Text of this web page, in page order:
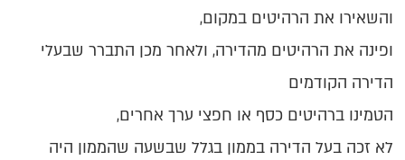
והשאירו את הרהיטים במקום,
ופינה את הרהיטים מהדירה, ולאחר מכן התברר שבעלי
הדירה הקודמים
הטמינו ברהיטים כסף או חפצי ערך אחרים,
לא זכה בעל הדירה בממון בגלל שבשעה שהממון היה